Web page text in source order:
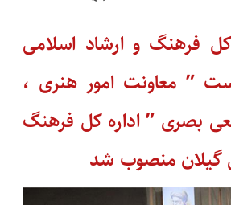
فرهنگ و ارشاد اسلامی
” معاونت امور هنری ،
بصری ” اداره کل فرهنگ
گیلان منصوب شد